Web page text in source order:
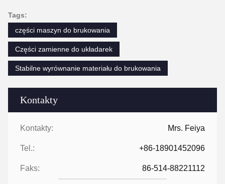
Kontakty
Kontakty: Mrs. Feiya
Tel.: +86-18901452096
Faks: 86-514-88221112
Tags:
części maszyn do brukowania
Części zamienne do układarek
Stabilne wyrównanie materiału do brukowania